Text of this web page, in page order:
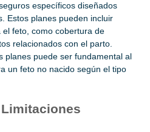
específicos diseñados
Estos planes pueden incluir
feto, como cobertura de
relacionados con el parto.
planes puede ser fundamental al
un feto no nacido según el tipo